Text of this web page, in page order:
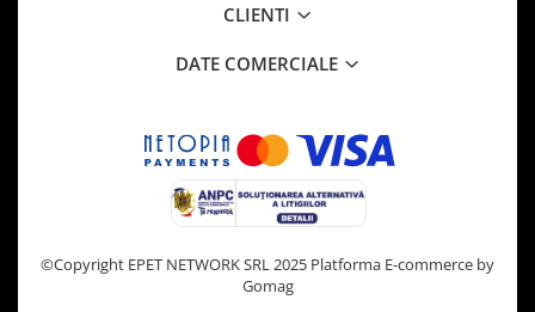
CLIENTI
DATE COMERCIALE
©Copyright EPET NETWORK SRL 2025 Platforma E-commerce by
Gomag